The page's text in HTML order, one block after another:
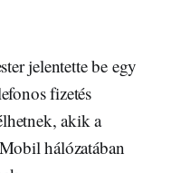
jelentette be egy
fizetés
akik a
hálózatában